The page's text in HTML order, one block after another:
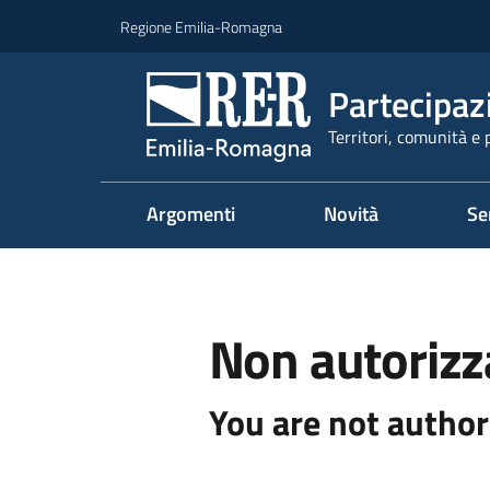
Regione Emilia-Romagna
Territori, comunità e
Argomenti Novità
Non
You are not